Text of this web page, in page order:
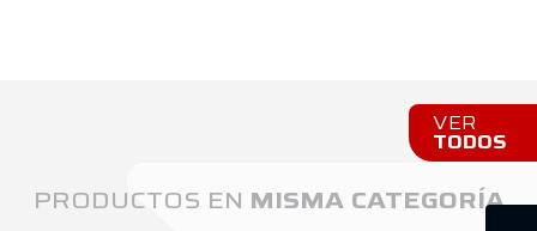
PRODUCTOS EN MISMA CATEGORÍA
VER
TODOS